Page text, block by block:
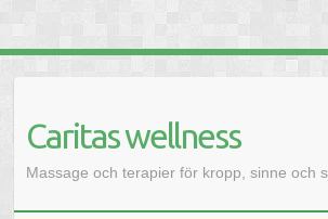
BEHANDLINGAR
AKTIVITETER
DRÖMTOLKNING
SJÄLVKÄNNEDOM - INRE SEENDE
Caritas wellness
Massage och terapier för kropp, sinne och